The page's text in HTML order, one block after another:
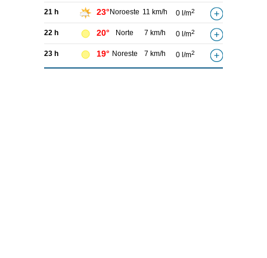
21 h 23° Noroeste 11 km/h 0 l/m2
22 h 20° Norte 7 km/h 0 l/m2
23 h 19° Noreste 7 km/h 0 l/m2